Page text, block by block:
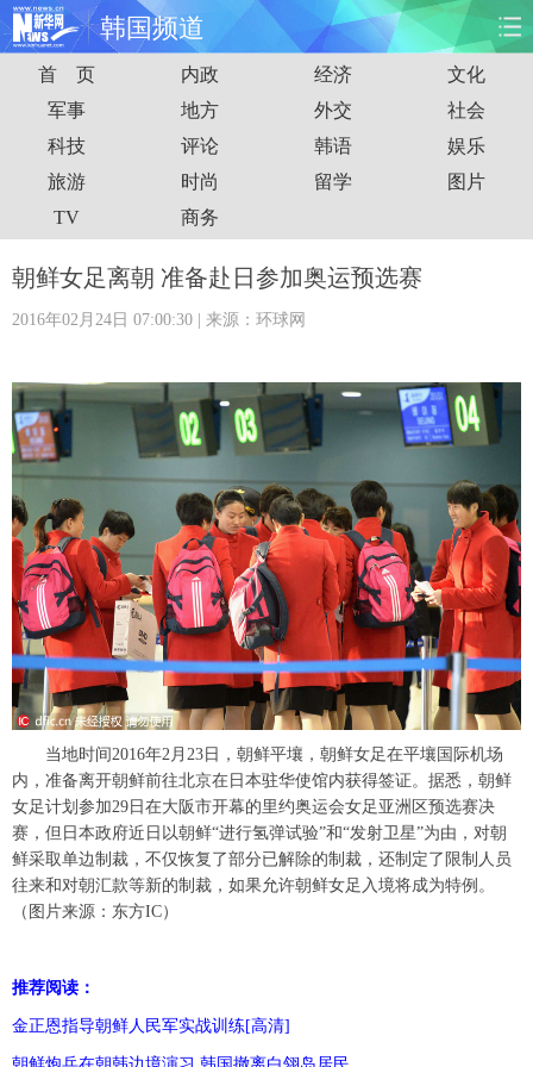
韩国频道
首页 时政 国际 财经
娱乐 体育 人事 教育
时尚 思客
港澳 台湾 华人
科技 能源
图片 彩票 食品
旅游 健康 信息化 数据
金融 公益 军事 无人机
富媒体 摄影 新华广播
新华电视中文 新华电视英文 返回PC
首 页 内政 经济
文化
军事
地方 外交
社会
科技
评论 韩语
娱乐
旅游
时尚 留学
图片
TV
商务
朝鲜女足离朝 准备赴日参加奥运预选赛
2016年02月24日 07:00:30 | 来源：环球网
当地时间2016年2月23日，朝鲜平壤，朝鲜女足在平壤国际机场
内，准备离开朝鲜前往北京在日本驻华使馆内获得签证。据悉，朝鲜
女足计划参加29日在大阪市开幕的里约奥运会女足亚洲区预选赛决
赛，但日本政府近日以朝鲜“进行氢弹试验”和“发射卫星”为由，对朝
鲜采取单边制裁，不仅恢复了部分已解除的制裁，还制定了限制人员
往来和对朝汇款等新的制裁，如果允许朝鲜女足入境将成为特例。
（图片来源：东方IC）
推荐阅读：
金正恩指导朝鲜人民军实战训练[高清]